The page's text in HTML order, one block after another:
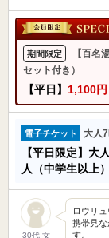
期間限定
【百名
セット付き）
【平日】 1,100円
電子チケット 大人
【平日限定】大
人（中学生以上）
30代 女
ロウリ
携帯見
す。